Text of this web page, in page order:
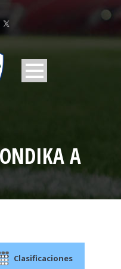
A
Clasificaciones